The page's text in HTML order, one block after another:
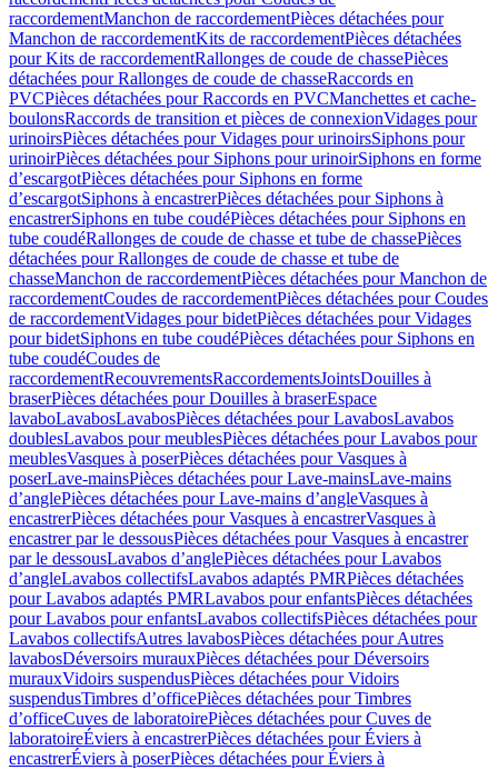
raccordementManchon de raccordementPièces détachées pour
Manchon de raccordementKits de raccordementPièces détachées
pour Kits de raccordementRallonges de coude de chassePièces
détachées pour Rallonges de coude de chasseRaccords en
PVCPièces détachées pour Raccords en PVCManchettes et cache-
boulonsRaccords de transition et pièces de connexionVidages pour
urinoirsPièces détachées pour Vidages pour urinoirsSiphons pour
urinoirPièces détachées pour Siphons pour urinoirSiphons en forme
d’escargotPièces détachées pour Siphons en forme
d’escargotSiphons à encastrerPièces détachées pour Siphons à
encastrerSiphons en tube coudéPièces détachées pour Siphons en
tube coudéRallonges de coude de chasse et tube de chassePièces
détachées pour Rallonges de coude de chasse et tube de
chasseManchon de raccordementPièces détachées pour Manchon de
raccordementCoudes de raccordementPièces détachées pour Coudes
de raccordementVidages pour bidetPièces détachées pour Vidages
pour bidetSiphons en tube coudéPièces détachées pour Siphons en
tube coudéCoudes de
raccordementRecouvrementsRaccordementsJointsDouilles à
braserPièces détachées pour Douilles à braserEspace
lavaboLavabosLavabosPièces détachées pour LavabosLavabos
doublesLavabos pour meublesPièces détachées pour Lavabos pour
meublesVasques à poserPièces détachées pour Vasques à
poserLave-mainsPièces détachées pour Lave-mainsLave-mains
d’anglePièces détachées pour Lave-mains d’angleVasques à
encastrerPièces détachées pour Vasques à encastrerVasques à
encastrer par le dessousPièces détachées pour Vasques à encastrer
par le dessousLavabos d’anglePièces détachées pour Lavabos
d’angleLavabos collectifsLavabos adaptés PMRPièces détachées
pour Lavabos adaptés PMRLavabos pour enfantsPièces détachées
pour Lavabos pour enfantsLavabos collectifsPièces détachées pour
Lavabos collectifsAutres lavabosPièces détachées pour Autres
lavabosDéversoirs murauxPièces détachées pour Déversoirs
murauxVidoirs suspendusPièces détachées pour Vidoirs
suspendusTimbres dʼofficePièces détachées pour Timbres
dʼofficeCuves de laboratoirePièces détachées pour Cuves de
laboratoireÉviers à encastrerPièces détachées pour Éviers à
encastrerÉviers à poserPièces détachées pour Éviers à